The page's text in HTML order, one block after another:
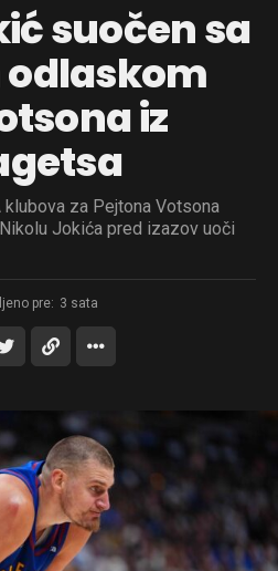
suočen sa
iz
za Pejtona Votsona
Jokića pred izazov uoči
pre: 3 sata